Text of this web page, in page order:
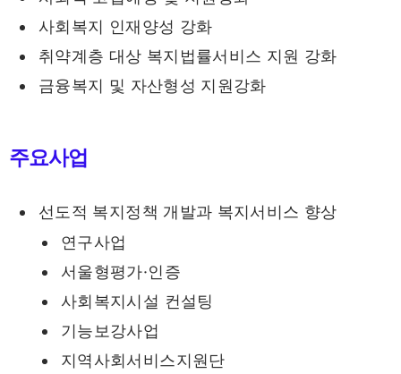
사회복지 인재양성 강화
취약계층 대상 복지법률서비스 지원 강화
금융복지 및 자산형성 지원강화
주요사업
선도적 복지정책 개발과 복지서비스 향상
연구사업
서울형평가·인증
사회복지시설 컨설팅
기능보강사업
지역사회서비스지원단